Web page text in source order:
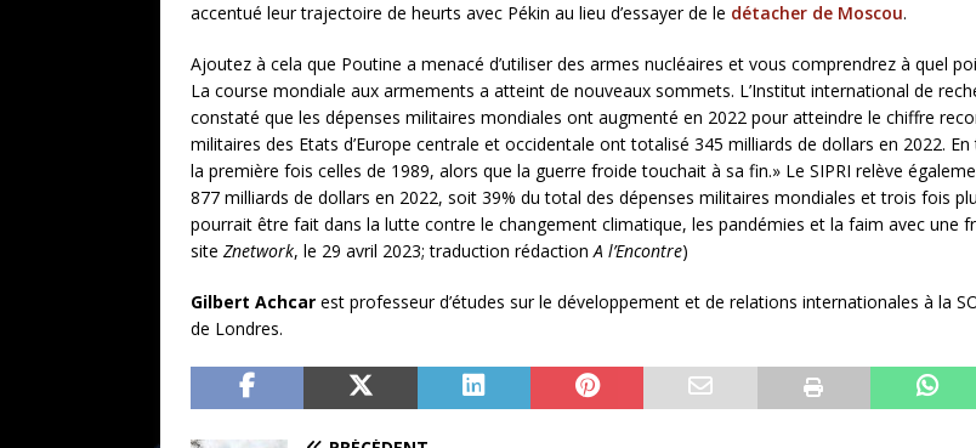
accentué leur trajectoire de heurts avec Pékin au lieu d’essayer de le détacher de Moscou.
Ajoutez à cela que Poutine a menacé d’utiliser des armes nucléaires et vous comprendrez à quel
La course mondiale aux armements a atteint de nouveaux sommets. L’Institut international de
constaté que les dépenses militaires mondiales ont augmenté en 2022 pour atteindre le chiffre
militaires des Etats d’Europe centrale et occidentale ont totalisé 345 milliards de dollars en 2022.
la première fois celles de 1989, alors que la guerre froide touchait à sa fin.» Le SIPRI relève
877 milliards de dollars en 2022, soit 39% du total des dépenses militaires mondiales et trois fois
pourrait être fait dans la lutte contre le changement climatique, les pandémies et la faim avec une
site Znetwork, le 29 avril 2023; traduction rédactionA l’Encontre)
Gilbert Achcar est professeur d’études sur le développement et de relations internationales à la
de Londres.